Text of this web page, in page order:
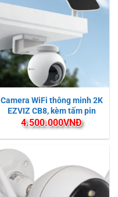
Camera WiFi thông minh 2K
EZVIZ CB8, kèm tấm pin
4.500.000VNĐ